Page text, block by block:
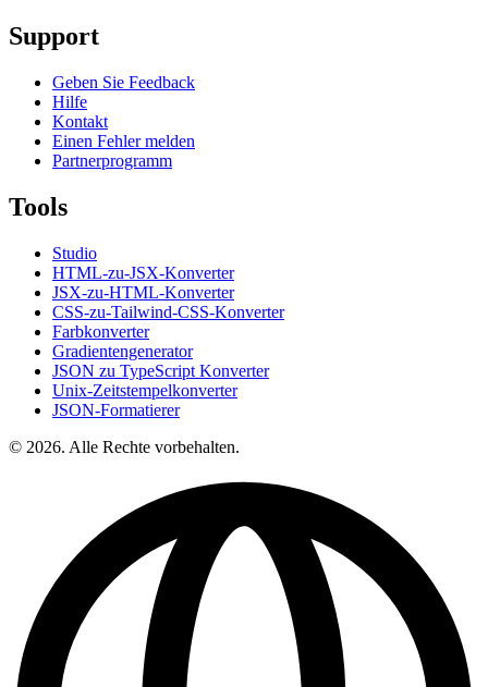
Support
Geben Sie Feedback
Hilfe
Kontakt
Einen Fehler melden
Partnerprogramm
Tools
Studio
HTML-zu-JSX-Konverter
JSX-zu-HTML-Konverter
CSS-zu-Tailwind-CSS-Konverter
Farbkonverter
Gradientengenerator
JSON zu TypeScript Konverter
Unix-Zeitstempelkonverter
JSON-Formatierer
© 2026. Alle Rechte vorbehalten.